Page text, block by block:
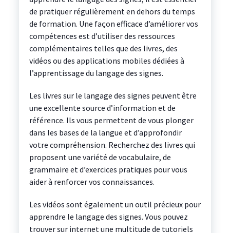
de pratiquer régulièrement en dehors du temps
de formation. Une façon efficace d’améliorer vos
compétences est d’utiliser des ressources
complémentaires telles que des livres, des
vidéos ou des applications mobiles dédiées à
l’apprentissage du langage des signes.
Les livres sur le langage des signes peuvent être
une excellente source d’information et de
référence. Ils vous permettent de vous plonger
dans les bases de la langue et d’approfondir
votre compréhension. Recherchez des livres qui
proposent une variété de vocabulaire, de
grammaire et d’exercices pratiques pour vous
aider à renforcer vos connaissances.
Les vidéos sont également un outil précieux pour
apprendre le langage des signes. Vous pouvez
trouver sur internet une multitude de tutoriels